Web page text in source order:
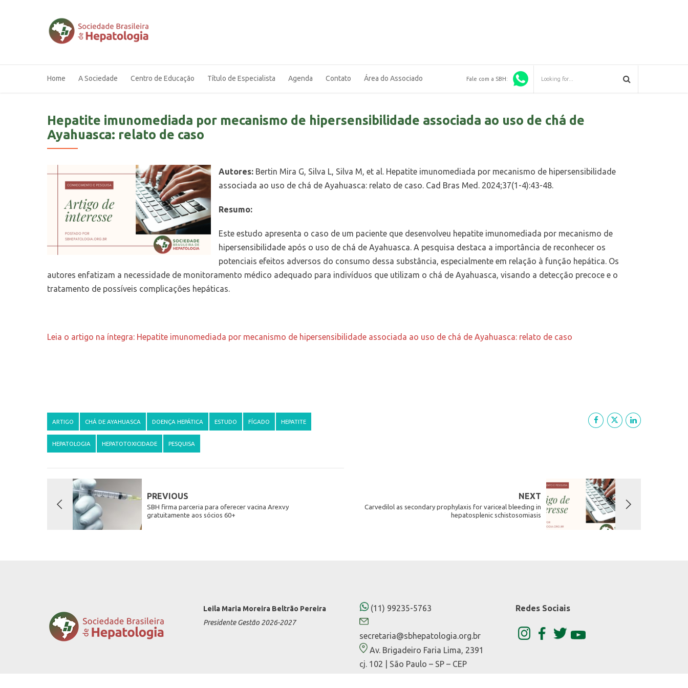
Fale com a SBH:
Home A Sociedade Centro de Educação Título de Especialista Agenda Contato Área do Associado
Hepatite imunomediada por mecanismo de hipersensibilidade associada ao uso de chá de
Ayahuasca: relato de caso
Autores: Bertin Mira G, Silva L, Silva M, et al. Hepatite imunomediada por mecanismo de hipersensibilidade
associada ao uso de chá de Ayahuasca: relato de caso. Cad Bras Med. 2024;37(1-4):43-48.
Resumo:
Este estudo apresenta o caso de um paciente que desenvolveu hepatite imunomediada por mecanismo de
hipersensibilidade após o uso de chá de Ayahuasca. A pesquisa destaca a importância de reconhecer os
potenciais efeitos adversos do consumo dessa substância, especialmente em relação à função hepática. Os
autores enfatizam a necessidade de monitoramento médico adequado para indivíduos que utilizam o chá de Ayahuasca, visando a detecção precoce e o
tratamento de possíveis complicações hepáticas.
Leia o artigo na íntegra: Hepatite imunomediada por mecanismo de hipersensibilidade associada ao uso de chá de Ayahuasca: relato de caso
ARTIGO CHÁ DE AYAHUASCA DOENÇA HEPÁTICA ESTUDO FÍGADO HEPATITE
HEPATOLOGIA HEPATOTOXICIDADE PESQUISA
PREVIOUS
SBH firma parceria para oferecer vacina Arexvy
gratuitamente aos sócios 60+
NEXT
Carvedilol as secondary prophylaxis for variceal bleeding in
hepatosplenic schistosomiasis
Leila Maria Moreira Beltrão Pereira
Presidente Gestão 2026-2027
(11) 99235-5763
secretaria@sbhepatologia.org.br
Av. Brigadeiro Faria Lima, 2391
cj. 102 | São Paulo – SP – CEP
Redes Sociais